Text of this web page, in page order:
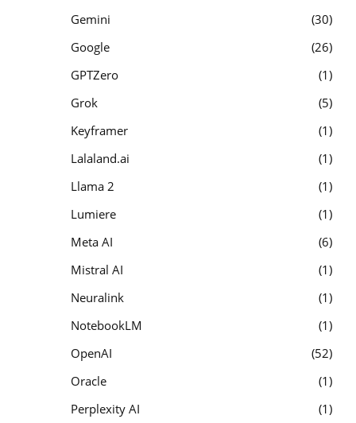
Gemini
30
Google
26
GPTZero
1
Grok
5
Keyframer
1
Lalaland.ai
1
Llama 2
1
Lumiere
1
Meta AI
6
Mistral AI
1
Neuralink
1
NotebookLM
1
OpenAI
52
Oracle
1
Perplexity AI
1